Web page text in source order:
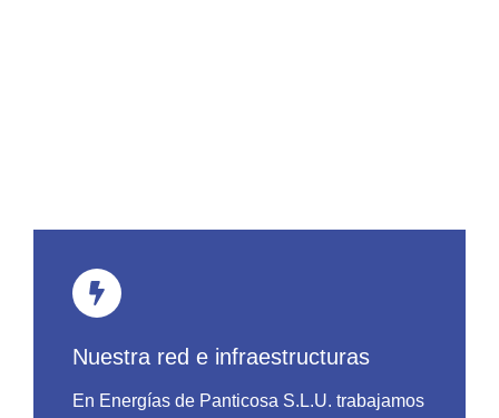
Nuestra red e infraestructuras
En Energías de Panticosa S.L.U. trabajamos